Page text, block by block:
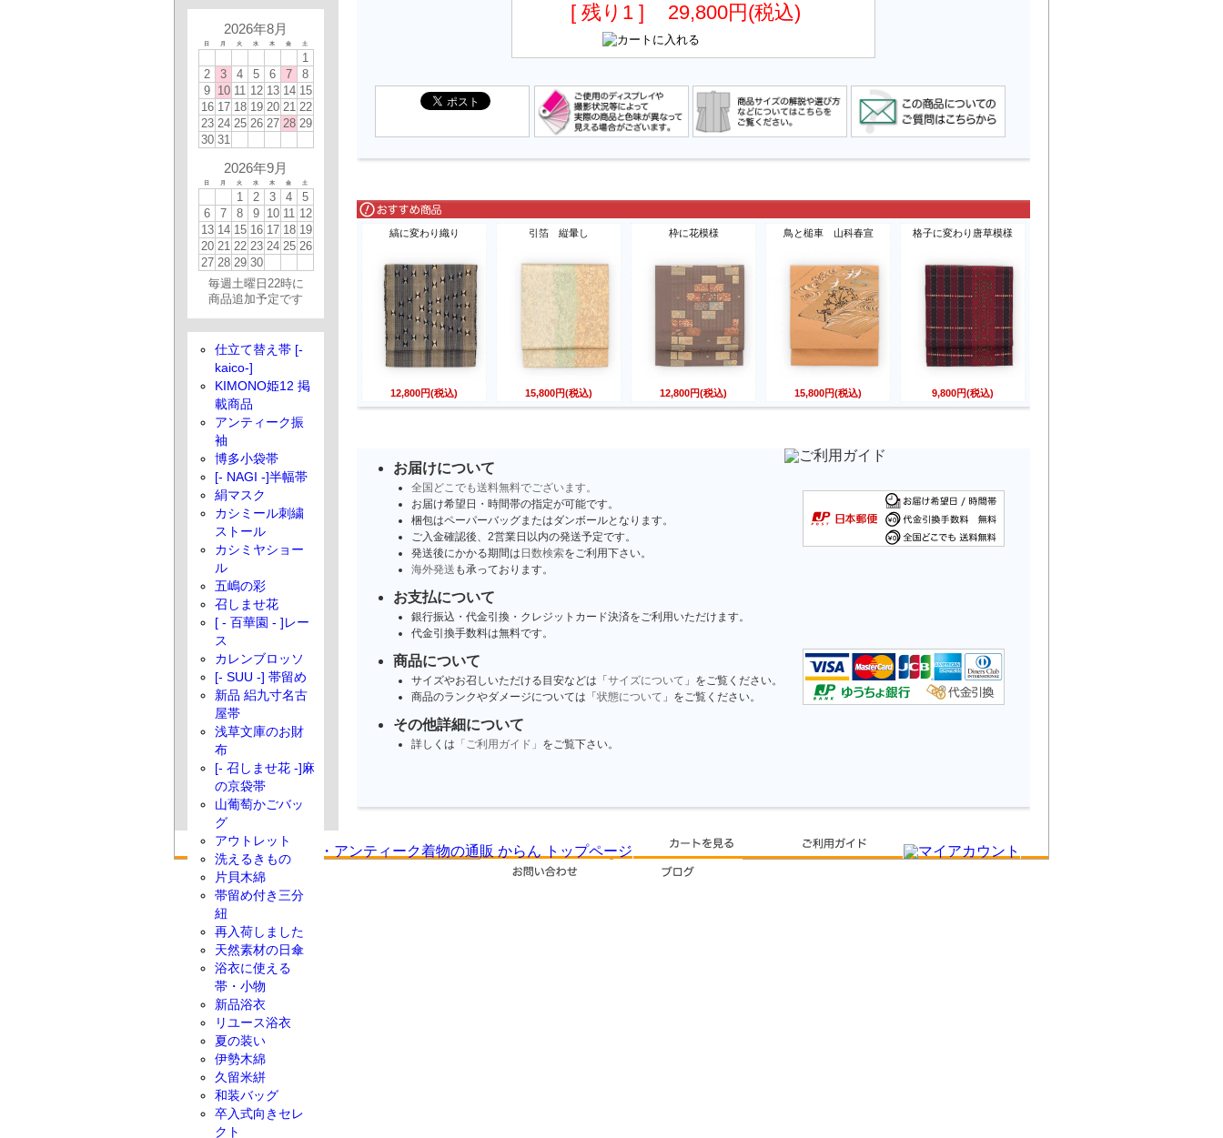
[ 残り1 ] 29,800円(税込)
縞に変わり織り
12,800円(税込)
引箔 縦暈し
15,800円(税込)
枠に花模様
12,800円(税込)
鳥と槌車 山科春宣
15,800円(税込)
格子に変わり唐草模様
9,800円(税込)
お届けについて
全国どこでも送料無料でございます。
お届け希望日・時間帯の指定が可能です。
梱包はペーパーバッグまたはダンボールとなります。
ご入金確認後、2営業日以内の発送予定です。
発送後にかかる期間は 日数検索をご利用下さい。
海外発送 も承っております。
お支払について
銀行振込・代金引換・クレジットカード決済をご利用いただけます。
代金引換手数料は無料です。
商品について
サイズやお召しいただける目安などは「 サイズについて 」をご覧ください。
商品のランクやダメージについては「 状態について 」をご覧ください。
その他詳細について
詳しくは 「ご利用ガイド」 をご覧下さい。
2026年8月
日 月 火 水 木 金 土
1
2
3 4 5 6 7
8
9 10 11 12 13 14 15
16 17 18 19 20 21 22
23 24 25 26 27 28 29
30 31
2026年9月
日 月 火 水 木 金 土
1 2 3 4
5
6
7 8 9 10 11 12
13 14 15 16 17 18 19
20 21 22 23 24 25 26
27 28 29 30
毎週土曜日22時に
商品追加予定です
仕立て替え帯 [-
kaico-]
KIMONO姫12 掲
載商品
アンティーク振
袖
博多小袋帯
[- NAGI -]半幅帯
絹マスク
カシミール刺繍
ストール
カシミヤショー
ル
五嶋の彩
召しませ花
[ - 百華園 - ]レー
ス
カレンブロッソ
[- SUU -] 帯留め
新品 絽九寸名古
屋帯
浅草文庫のお財
布
[- 召しませ花 -]麻
の京袋帯
山葡萄かごバッ
グ
アウトレット
洗えるきもの
片貝木綿
帯留め付き三分
紐
再入荷しました
天然素材の日傘
浴衣に使える
帯・小物
新品浴衣
リユース浴衣
夏の装い
伊勢木綿
久留米絣
和装バッグ
卒入式向きセレ
クト